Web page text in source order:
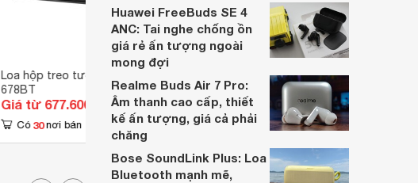
Loa hộp treo tường TOA BS-
678BT
Giá từ 677.600 đ
Có 30 nơi bán
Loa nén phản xạ vành chữ nhật
TOA SC-615M
Giá từ 832.700 đ
Có 47 nơi bán
Huawei FreeBuds SE 4
ANC: Tai nghe chống ồn
giá rẻ ấn tượng ngoài
mong đợi
Realme Buds Air 7 Pro:
Âm thanh cao cấp, thiết
kế ấn tượng, giá cả phải
chăng
Bose SoundLink Plus: Loa
Bluetooth mạnh mẽ,